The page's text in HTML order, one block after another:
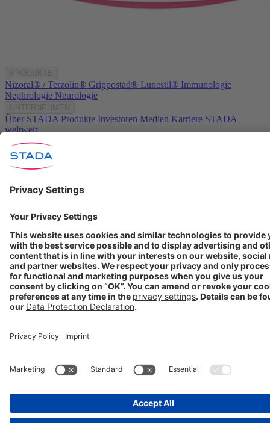
Nizoral® / Terzolin® Grippostad® Lunestil® Immunologie
Nephrologie Neurologie
Über STADA Produkte Investoren Medien Karriere STADA
weltweit
KONTAKT
Kontakt info@stada.de
Portal ⧉
Nutzungsbedingungen
Datenschutzerklärung
Impressum
Cookie Einstellungen
Progenerika | © Copyright STADA Arzneimittel AG 2025